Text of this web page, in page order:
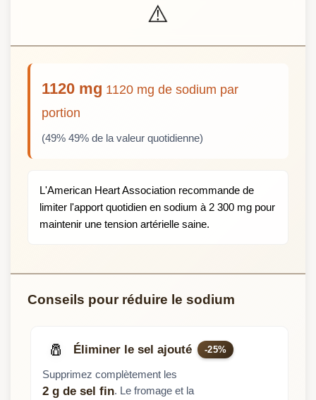
⚠️
1120 mg 1120 mg de sodium par
portion
(49% 49% de la valeur quotidienne)
L'American Heart Association recommande de
limiter l'apport quotidien en sodium à 2 300 mg pour
maintenir une tension artérielle saine.
Conseils pour réduire le sodium
🧂 Éliminer le sel ajouté -25%
Supprimez complètement les
2 g de sel fin. Le fromage et la